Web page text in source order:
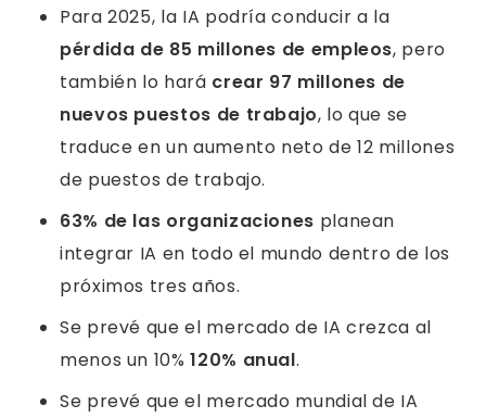
Para 2025, la IA podría conducir a la
pérdida de 85 millones de empleos, pero
también lo hará crear 97 millones de
nuevos puestos de trabajo, lo que se
traduce en un aumento neto de 12 millones
de puestos de trabajo.
63% de las organizaciones planean
integrar IA en todo el mundo dentro de los
próximos tres años.
Se prevé que el mercado de IA crezca al
menos un 10% 120% anual.
Se prevé que el mercado mundial de IA